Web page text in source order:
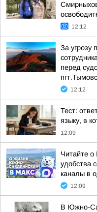
12:12
За угрозу
перед
12:12
Тест:
языку, в
12:09
Читайте
удобства
каналы в
12:09
В Южно-